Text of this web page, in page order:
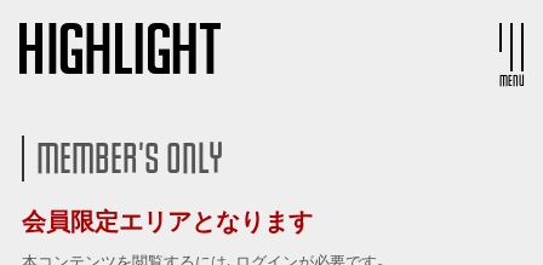
MENU
MEMBER'S ONLY
会員限定エリアとなります